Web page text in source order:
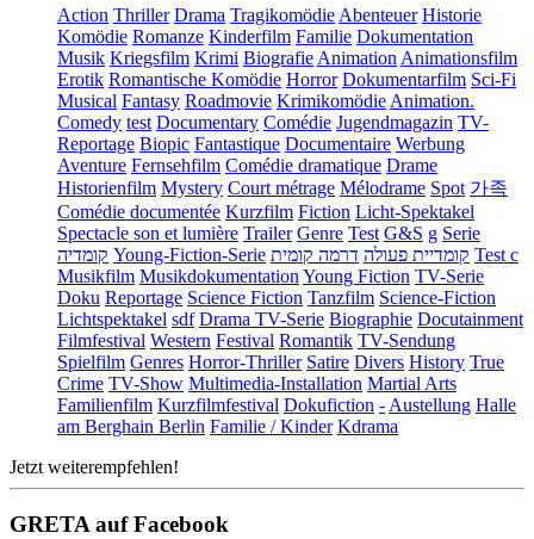
Action Thriller Drama Tragikomödie Abenteuer Historie
Komödie Romanze Kinderfilm Familie Dokumentation
Musik Kriegsfilm Krimi Biografie Animation Animationsfilm
Erotik Romantische Komödie Horror Dokumentarfilm Sci-Fi
Musical Fantasy Roadmovie Krimikomödie Animation.
Comedy test Documentary Comédie Jugendmagazin TV-
Reportage Biopic Fantastique Documentaire Werbung
Aventure Fernsehfilm Comédie dramatique Drame
Historienfilm Mystery Court métrage Mélodrame Spot 가족
Comédie documentée Kurzfilm Fiction Licht-Spektakel
Spectacle son et lumière Trailer Genre Test G&S g Serie
קומדיה Young-Fiction-Serie קומדיית פעולה דרמה קומית
Test c
Musikfilm Musikdokumentation Young Fiction TV-Serie
Doku Reportage Science Fiction Tanzfilm Science-Fiction
Lichtspektakel sdf Drama TV-Serie Biographie Docutainment
Filmfestival Western Festival Romantik TV-Sendung
Spielfilm Genres Horror-Thriller Satire Divers History True
Crime TV-Show Multimedia-Installation Martial Arts
Familienfilm Kurzfilmfestival Dokufiction - Austellung Halle
am Berghain Berlin Familie / Kinder Kdrama
Jetzt weiterempfehlen!
GRETA auf Facebook